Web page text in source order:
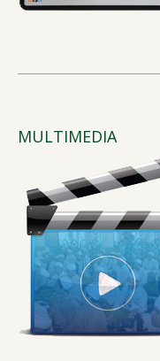
MULTIMEDIA